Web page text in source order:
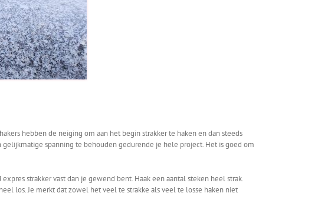
hebben de neiging om aan het begin strakker te haken en dan steeds
spanning te behouden gedurende je hele project. Het is goed om
strakker vast dan je gewend bent. Haak een aantal steken heel strak.
los. Je merkt dat zowel het veel te strakke als veel te losse haken niet